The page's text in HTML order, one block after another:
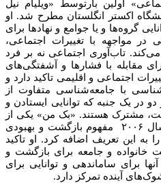
اولین بارتوسط «ویلیام نیل
اکستر انگلستان مطرح شد. او
گروه‌ها و یا جوامع و نهادها برای
در مواجهه با تغییرات اجتماعی،
تاب‌آوری اجتماعی نه بر فرد
مقابله با فشارها و آشفتگی‌های
اجتماعی و اقلیمی تاکید دارد و
با جامعه‌شناسی متفاوت از
در یک جنبه که توانایی ایستادن و
مشترک هستند. «بک من» یکی از
محققین حوزه تاب‌آوری نیز در سال ۲۰۰۶ مفهوم بازگشت و بهبودی
به این تعریف اضافه کرد. او تاکید
خانواده و جامعه برای بازگشت و
برای ساماندهی و توانایی برای
آینده تمرکز دارد.